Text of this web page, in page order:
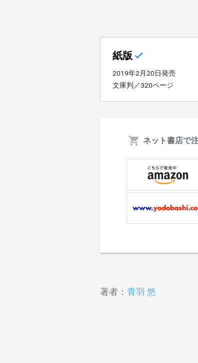
紙版
2019年2月20日発売
文庫判／320ページ
ネット書店で
著者： 青羽 悠